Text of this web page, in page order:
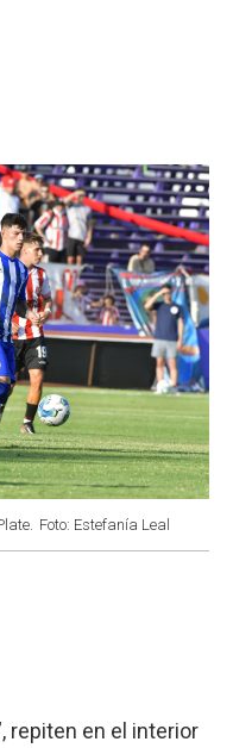
Foto: Estefanía Leal
repiten en el interior